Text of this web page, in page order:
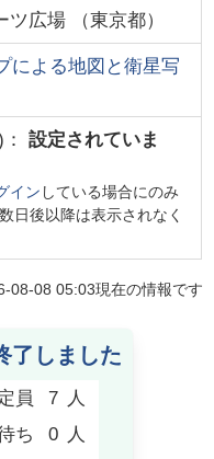
ツ広場（東京都）
による地図と衛星写
設定されていま
イン している場合にのみ
日後以降は表示されなく
08-08 05:03現在の情報です
了しました
員 7 人
ち 0 人